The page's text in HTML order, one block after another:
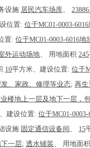
设施 居民汽车场库、
位置: 位于MC01-0003-
置: 位于MC01-0003-6016
外运动场地、 用地面积 245
10平方米、建设位置: 位于
、家政、修理等业态; 再生
业楼地上一层及地下一层
建设位置: 位于MC01-
设施 固定通信设备间 、 15
一层; 透水铺装、 用地面积